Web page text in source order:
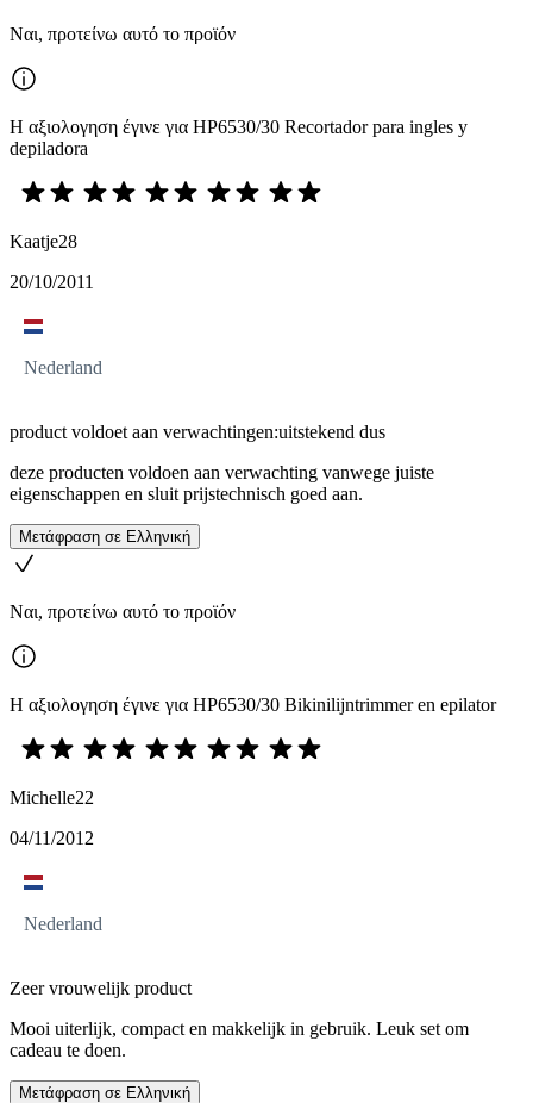
Ναι, προτείνω αυτό το προϊόν
Η αξιολογηση έγινε για HP6530/30 Recortador para ingles y
depiladora
Kaatje28
20/10/2011
Nederland
product voldoet aan verwachtingen:uitstekend dus
deze producten voldoen aan verwachting vanwege juiste
eigenschappen en sluit prijstechnisch goed aan.
Μετάφραση σε Ελληνική
Ναι, προτείνω αυτό το προϊόν
Η αξιολογηση έγινε για HP6530/30 Bikinilijntrimmer en epilator
Michelle22
04/11/2012
Nederland
Zeer vrouwelijk product
Mooi uiterlijk, compact en makkelijk in gebruik. Leuk set om
cadeau te doen.
Μετάφραση σε Ελληνική